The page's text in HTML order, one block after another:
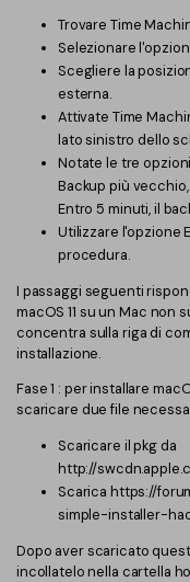
Trovare Time
Selezionare
Scegliere la
esterna.
Attivate Time
lato sinistro dello
Notate le tre
Backup più
Entro 5 minuti, il
Utilizzare l'opzione
procedura.
I passaggi seguenti
macOS 11 su un Mac non
concentra sulla riga di
installazione.
Fase 1 : per installare
scaricare due file
Scaricare il pkg da
http://
Scarica https://
simple-installer-
Dopo aver scaricato
incollatelo nella cartella